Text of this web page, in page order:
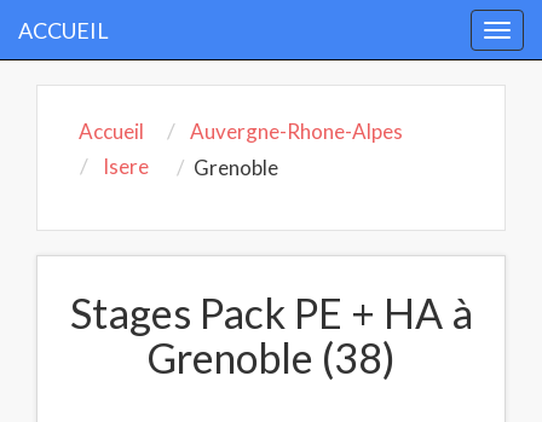
ACCUEIL
Accueil
Auvergne-Rhone-Alpes
Isere
Grenoble
Stages Pack PE + HA à
Grenoble (38)